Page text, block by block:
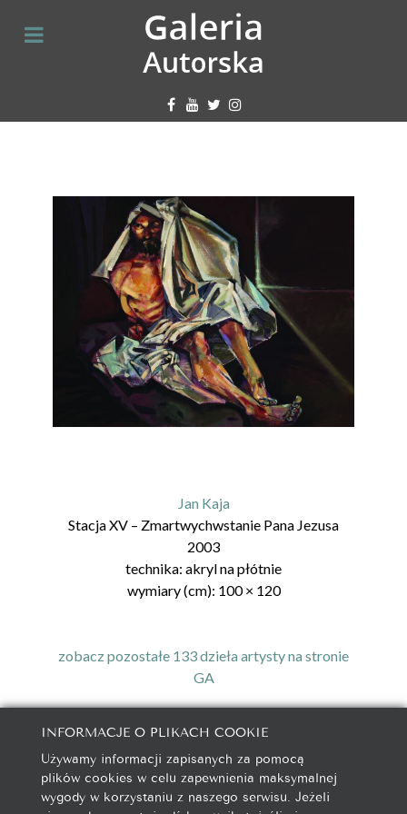
Jan Kaja
Stacja XV – Zmartwychwstanie Pana Jezusa
2003
technika: akryl na płótnie
wymiary (cm): 100× 120
zobacz pozostałe 133 dzieła artysty na stronie
GA
galeria@autorska.pl
608 596 314
85-078 Bydgoszcz, ul. Chocimska 5
INFORMACJE O PLIKACH COOKIE
Używamy informacji zapisanych za pomocą
plików cookies w celu zapewnienia maksymalnej
wygody w korzystaniu z naszego serwisu. Jeżeli